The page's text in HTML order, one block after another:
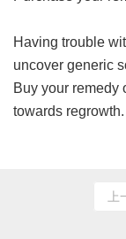
Having trouble
uncover generic
Buy your remedy
towards regrowth.